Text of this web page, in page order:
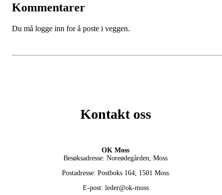
Kommentarer
Du må logge inn for å poste i veggen.
Kontakt oss
OK Moss
Besøksadresse: Noreødegården, Moss
Postadresse: Postboks 164, 1501 Moss
E-post: leder@ok-moss